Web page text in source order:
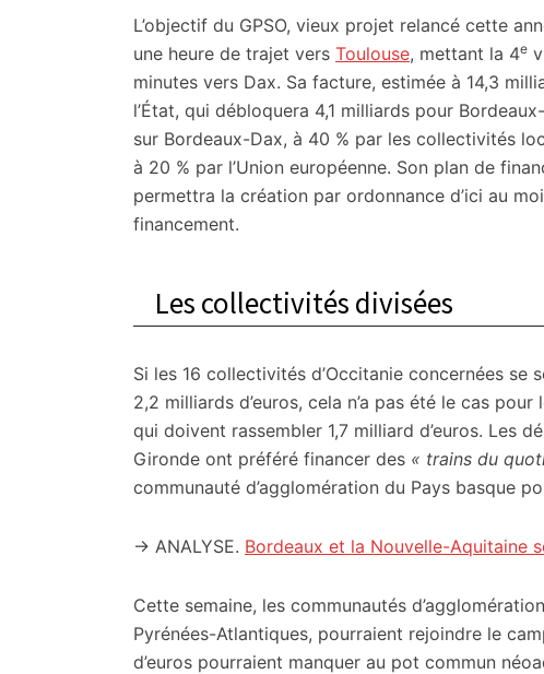
L’objectif du GPSO, vieux projet relancé cette
une heure de trajet vers Toulouse, mettant la 4e
minutes vers Dax. Sa facture, estimée à 14,3
l’État, qui débloquera 4,1 milliards pour
sur Bordeaux-Dax, à 40 % par les collectivités
à 20 % par l’Union européenne. Son plan de
permettra la création par ordonnance d’ici au
financement.
Les collectivités divisées
Si les 16 collectivités d’Occitanie concernées se
2,2 milliards d’euros, cela n’a pas été le cas
qui doivent rassembler 1,7 milliard d’euros. Les
Gironde ont préféré financer des « trains du
communauté d’agglomération du Pays basque
→ ANALYSE. Bordeaux et la Nouvelle-Aquitaine
Cette semaine, les communautés
Pyrénées-Atlantiques, pourraient rejoindre le
d’euros pourraient manquer au pot commun